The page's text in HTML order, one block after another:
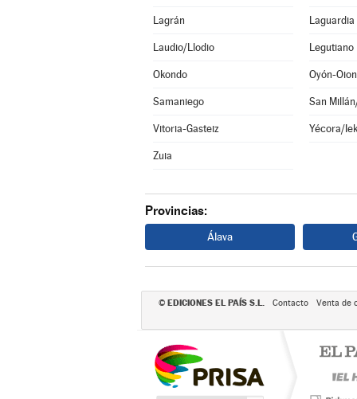
Lagrán Laguardia
Laudio/Llodio Legutiano
Okondo Oyón-Oion
Samaniego San
Vitoria-Gasteiz Yécora/
Zuia
Provincias:
Álava
© EDICIONES EL PAÍS S.L. Contacto Venta de